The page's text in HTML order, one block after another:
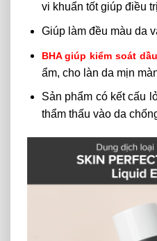
vi khuẩn tốt giúp điều
Giúp làm đều màu da
BHA giúp kiểm soát dầu
ẩm, cho làn da mịn
Sản phẩm có kết cấu
thẩm thấu vào da